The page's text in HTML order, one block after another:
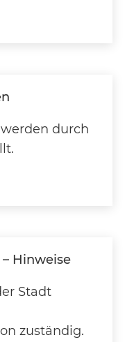
durch
Hinweise
Stadt
zuständig.